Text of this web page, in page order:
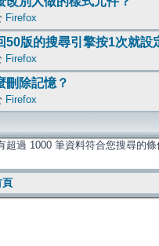
Firefox
50版的搜尋引擎按1次就設
Firefox
刪除記憶？
Firefox
超過 1000 筆資料符合您搜尋的條
頁